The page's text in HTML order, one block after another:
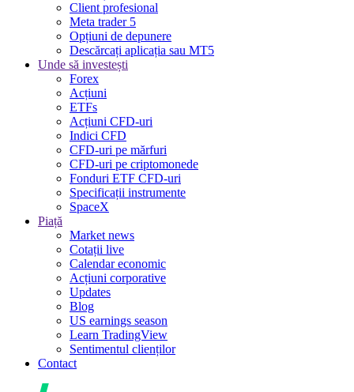
Client profesional
Meta trader 5
Opțiuni de depunere
Descărcați aplicația sau MT5
Unde să investești
Forex
Acțiuni
ETFs
Acțiuni CFD-uri
Indici CFD
CFD-uri pe mărfuri
CFD-uri pe criptomonede
Fonduri ETF CFD-uri
Specificații instrumente
SpaceX
Piață
Market news
Cotații live
Calendar economic
Acțiuni corporative
Updates
Blog
US earnings season
Learn TradingView
Sentimentul clienților
Contact